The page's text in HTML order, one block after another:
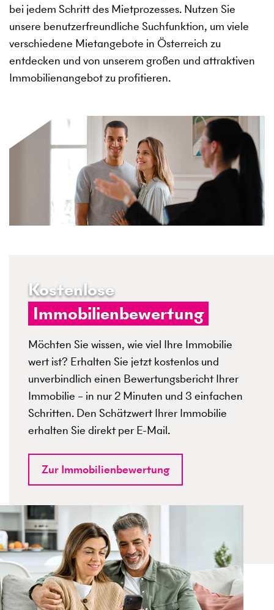
bei jedem Schritt des Mietprozesses. Nutzen Sie
unsere benutzerfreundliche Suchfunktion, um viele
verschiedene Mietangebote in Österreich zu
entdecken und von unserem großen und attraktiven
Immobilienangebot zu profitieren.
Kostenlose
Immobilienbewertung
Möchten Sie wissen, wie viel Ihre Immobilie
wert ist? Erhalten Sie jetzt kostenlos und
unverbindlich einen Bewertungsbericht Ihrer
Immobilie – in nur 2 Minuten und 3 einfachen
Schritten. Den Schätzwert Ihrer Immobilie
erhalten Sie direkt per E-Mail.
Zur Immobilienbewertung